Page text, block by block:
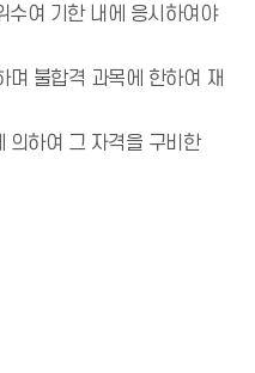
수여 기한 내에 응시하여야
며 불합격 과목에 한하여 재
하여 그 자격을 구비한